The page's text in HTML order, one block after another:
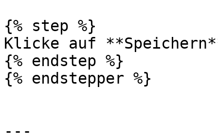
{% step %}
Klicke auf
{% endstep %}
{% endstepper %}
---